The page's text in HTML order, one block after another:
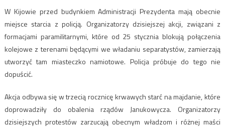
W Kijowie przed budynkiem Administracji Prezydenta mają obecnie
miejsce starcia z policją. Organizatorzy dzisiejszej akcji, związani z
formacjami paramilitarnymi, które od 25 stycznia blokują połączenia
kolejowe z terenami będącymi we władaniu separatystów, zamierzają
utworzyć tam miasteczko namiotowe. Policja próbuje do tego nie
dopuścić.
Akcja odbywa się w trzecią rocznicę krwawych starć na majdanie, które
doprowadziły do obalenia rządów Janukowycza. Organizatorzy
dzisiejszych protestów zarzucają obecnym władzom i różnej maści